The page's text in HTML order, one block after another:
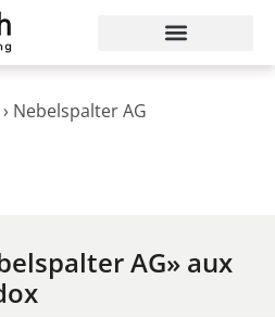
› Nebelspalter AG
AG» aux